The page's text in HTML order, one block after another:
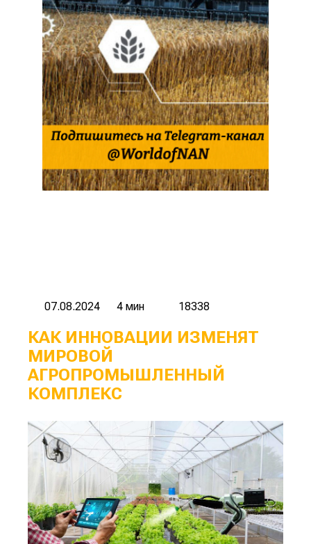
07.08.2024 4 мин 18338
КАК ИННОВАЦИИ ИЗМЕНЯТ
МИРОВОЙ
АГРОПРОМЫШЛЕННЫЙ
КОМПЛЕКС